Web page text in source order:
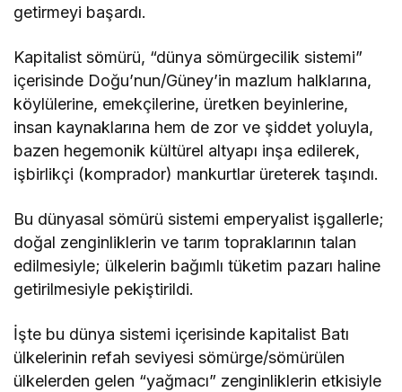
getirmeyi başardı.
Kapitalist sömürü, “dünya sömürgecilik sistemi”
içerisinde Doğu’nun/Güney’in mazlum halklarına,
köylülerine, emekçilerine, üretken beyinlerine,
insan kaynaklarına hem de zor ve şiddet yoluyla,
bazen hegemonik kültürel altyapı inşa edilerek,
işbirlikçi (komprador) mankurtlar üreterek taşındı.
Bu dünyasal sömürü sistemi emperyalist işgallerle;
doğal zenginliklerin ve tarım topraklarının talan
edilmesiyle; ülkelerin bağımlı tüketim pazarı haline
getirilmesiyle pekiştirildi.
İşte bu dünya sistemi içerisinde kapitalist Batı
ülkelerinin refah seviyesi sömürge/sömürülen
ülkelerden gelen “yağmacı” zenginliklerin etkisiyle